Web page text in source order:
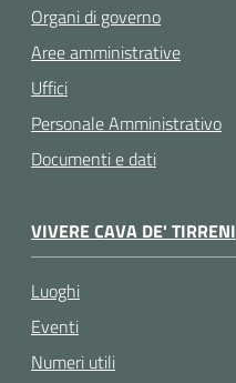
Organi di governo
Aree amministrative
Uffici
Personale Amministrativo
Documenti e dati
VIVERE CAVA DE' TIRRENI
Luoghi
Eventi
Numeri utili